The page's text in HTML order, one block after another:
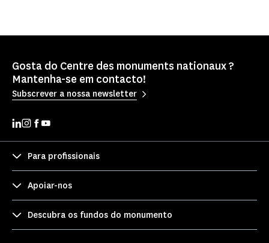
Gosta do Centre des monuments nationaux ?
Mantenha-se em contacto!
Subscrever a nossa newsletter
Para profissionais
Apoiar-nos
Descubra os fundos do monumento